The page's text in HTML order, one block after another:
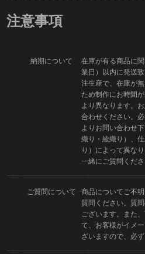
注意事項
納期について
在庫が有る商品に
業日）以内に発送
注生産で、在庫が
ため制作にお時間
より異なります。
合わせください。
よりお問い合わせ
織り・綾織り）、
り）によって異な
一緒にご質問くださ
ご質問について
商品についてご不
質問ください。質
ございます。また
て、お客様がイメ
ざいますので、必